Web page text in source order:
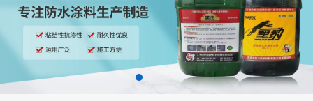
黑豹防水胶 建筑108胶水
乳化沥青防水涂料 自粘卷材
非固化橡胶防水涂料